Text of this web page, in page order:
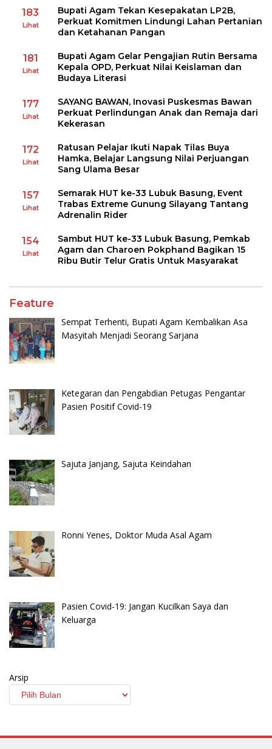
183
Lihat
Bupati Agam Tekan Kesepakatan LP2B,
Perkuat Komitmen Lindungi Lahan Pertanian
dan Ketahanan Pangan
181
Lihat
Bupati Agam Gelar Pengajian Rutin Bersama
Kepala OPD, Perkuat Nilai Keislaman dan
Budaya Literasi
177
Lihat
SAYANG BAWAN, Inovasi Puskesmas Bawan
Perkuat Perlindungan Anak dan Remaja dari
Kekerasan
172
Lihat
Ratusan Pelajar Ikuti Napak Tilas Buya
Hamka, Belajar Langsung Nilai Perjuangan
Sang Ulama Besar
157
Lihat
Semarak HUT ke-33 Lubuk Basung, Event
Trabas Extreme Gunung Silayang Tantang
Adrenalin Rider
154
Lihat
Sambut HUT ke-33 Lubuk Basung, Pemkab
Agam dan Charoen Pokphand Bagikan 15
Ribu Butir Telur Gratis Untuk Masyarakat
Feature
Sempat Terhenti, Bupati Agam Kembalikan Asa
Masyitah Menjadi Seorang Sarjana
Ketegaran dan Pengabdian Petugas Pengantar
Pasien Positif Covid-19
Sajuta Janjang, Sajuta Keindahan
Ronni Yenes, Doktor Muda Asal Agam
Pasien Covid-19: Jangan Kucilkan Saya dan
Keluarga
Arsip